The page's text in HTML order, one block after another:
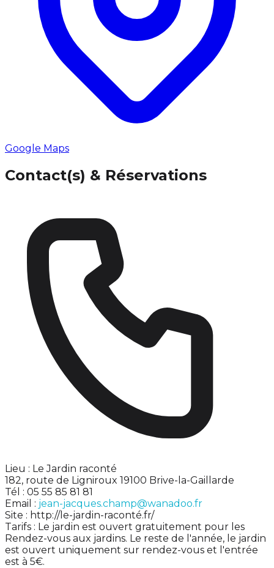
Google Maps
Contact(s) & Réservations
Lieu : Le Jardin raconté
182, route de Ligniroux 19100 Brive-la-Gaillarde
Tél : 05 55 85 81 81
Email : jean-jacques.champ@wanadoo.fr
Site : http://le-jardin-raconté.fr/
Tarifs : Le jardin est ouvert gratuitement pour les
Rendez-vous aux jardins. Le reste de l'année, le jardin
est ouvert uniquement sur rendez-vous et l'entrée
est à 5€.